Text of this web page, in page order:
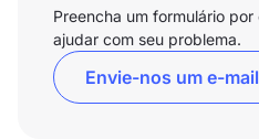
Preencha um formulário
ajudar com seu problema.
Envie-nos um e-mail